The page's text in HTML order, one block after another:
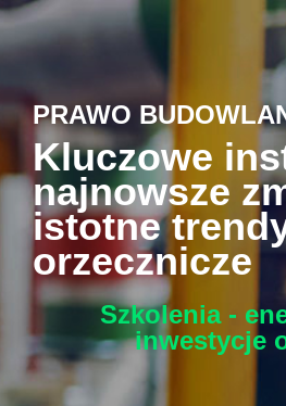
PRAWO
Kluczowe
najnowsze
istotne
orzecznicze
Szkolenia -
inwestycje